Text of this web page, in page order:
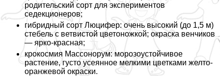
родительский сорт для экспериментов
седекционеров;
гибридный сорт Люцифер: очень высокий (до 1,5 м)
стебель с ветвистой цветоножкой; окраска венчиков
— ярко-красная;
крокосмия Массонорум: морозоустойчивое
растение, густо усеянное мелкими цветками желто-
оранжевой окраски.